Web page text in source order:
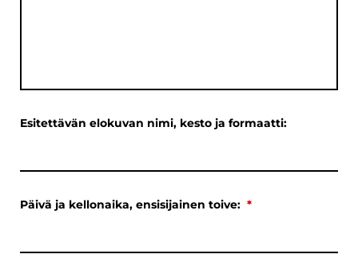
Esitettävän elokuvan nimi, kesto ja formaatti:
Päivä ja kellonaika, ensisijainen toive: *